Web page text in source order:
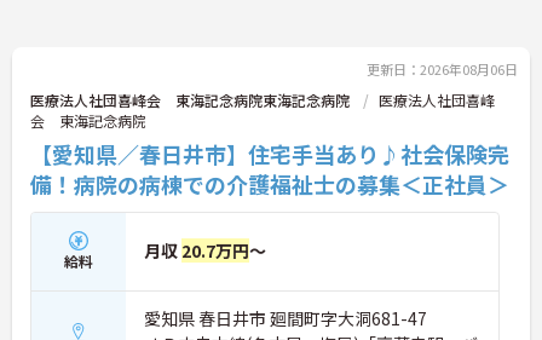
更新日：2026年08月06日
医療法人社団喜峰会 東海記念病院東海記念病院
医療法人社団喜峰
会 東海記念病院
【愛知県／春日井市】住宅手当あり♪社会保険完
備！病院の病棟での介護福祉士の募集＜正社員＞
給料 月収 20.7万円～
愛知県 春日井市 廻間町字大洞681-47